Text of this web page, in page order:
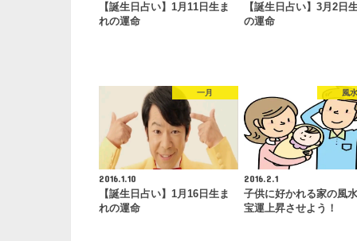
【誕生日占い】1月11日生ま
れの運命
【誕生日占い】3月2日
の運命
一月
2016.1.10
【誕生日占い】1月16日生ま
れの運命
風
2016.2.1
子供に好かれる家の風
宝運上昇させよう！